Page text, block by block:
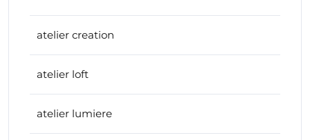
atelier creation
atelier loft
atelier lumiere